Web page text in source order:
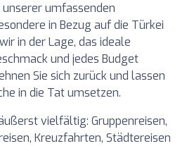
umfassenden
in Bezug auf die Türkei
in der Lage, das ideale
und jedes Budget
Sie sich zurück und lassen
in die Tat umsetzen.
vielfältig: Gruppenreisen,
Kreuzfahrten, Städtereisen